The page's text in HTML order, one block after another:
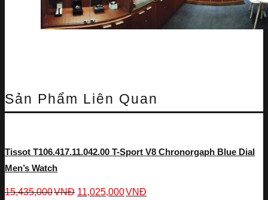
Sản Phẩm Liên Quan
Tissot T106.417.11.042.00 T-Sport V8 Chronorgaph Blue Dial
Men’s Watch
15,435,000VNĐ 11,025,000VNĐ